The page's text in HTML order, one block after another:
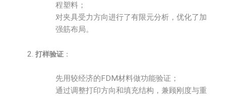
程塑料；
对夹具受力方向进行了有限元分析，优化了加
强筋布局。
打样验证 ：
先用较经济的FDM材料做功能验证；
通过调整打印方向和填充结构，兼顾刚度与重